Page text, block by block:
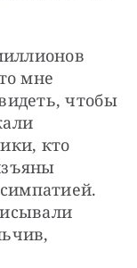
мне
чтобы
кто